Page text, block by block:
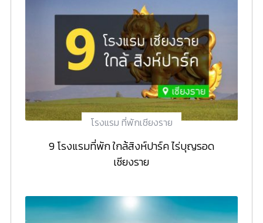
โรงแรม ที่พักเชียงราย
9 โรงแรมที่พัก ใกล้สิงห์ปาร์ค ไร่บุญรอด
เชียงราย